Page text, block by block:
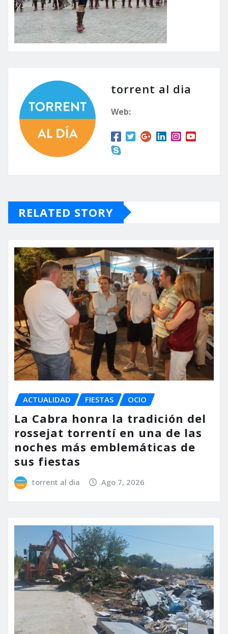
torrent al dia
Web:
RELATED STORY
ACTUALIDAD FIESTAS OCIO
La Cabra honra la tradición del
rossejat torrentí en una de las
noches más emblemáticas de
sus fiestas
torrent al dia Ago 7, 2026